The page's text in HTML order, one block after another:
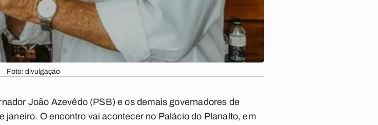
Foto: divulgação
João Azevêdo (PSB) e os demais governadores de
janeiro. O encontro vai acontecer no Palácio do Planalto, em